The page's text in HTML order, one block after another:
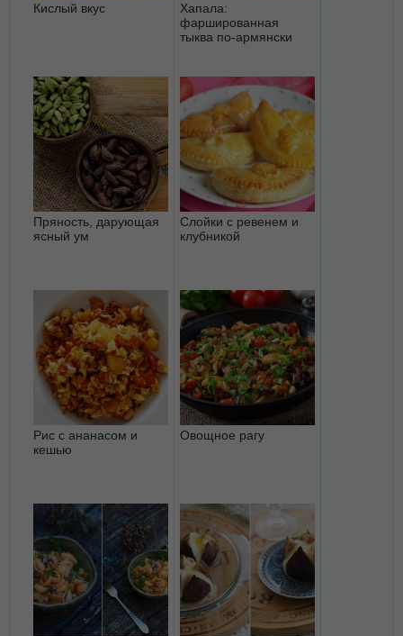
Кислый вкус
Хапала:
фаршированная
тыква по-армянски
Пряность, дарующая
ясный ум
Слойки с ревенем и
клубникой
Рис с ананасом и
кешью
Овощное рагу